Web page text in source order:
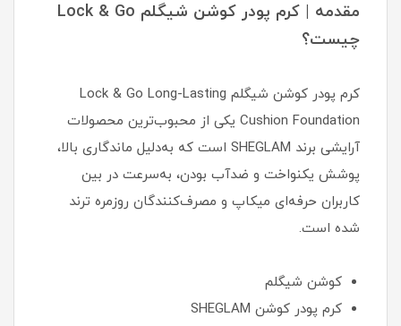
مقدمه | کرم پودر کوشن شیگلم Lock & Go
چیست؟
کرم پودر کوشن شیگلم Lock & Go Long-Lasting
Cushion Foundation یکی از محبوب‌ترین محصولات
آرایشی برند SHEGLAM است که به‌دلیل ماندگاری بالا،
پوشش یکنواخت و ضدآب بودن، به‌سرعت در بین
کاربران حرفه‌ای میکاپ و مصرف‌کنندگان روزمره ترند
شده است.
کوشن شیگلم
کرم پودر کوشن SHEGLAM